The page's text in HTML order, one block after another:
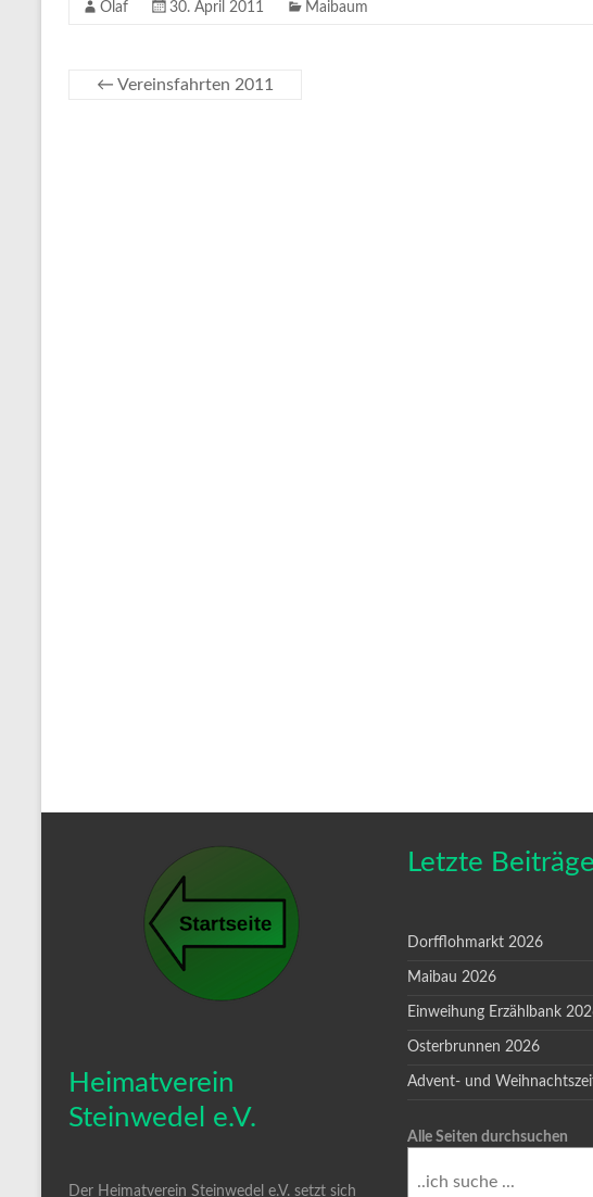
Olaf 30. April 2011 Maibaum
← Vereinsfahrten 2011
Heimatverein
Steinwedel e.V.
Der Heimatverein Steinwedel e.V. setzt sich
Letzte Beiträge
Dorfflohmarkt 2026
Maibau 2026
Einweihung Erzählbank
Osterbrunnen 2026
Advent- und
Alle Seiten durchsuchen